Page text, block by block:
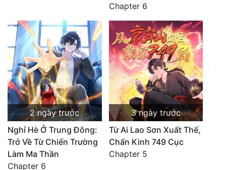
Chapter 6
2 ngày trước
Nghỉ Hè Ở Trung Đông:
Trở Về Từ Chiến Trường
Làm Ma Thần
Chapter 6
3 ngày trước
Từ Ai Lao Sơn Xuất Thế,
Chấn Kinh 749 Cục
Chapter 5